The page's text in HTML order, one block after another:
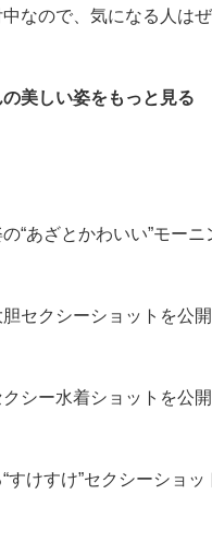
なので、気になる人は
美しい姿をもっと見る
“あざとかわいい”モー
セクシーショットを公
シー水着ショットを公
すけすけ”セクシーショ